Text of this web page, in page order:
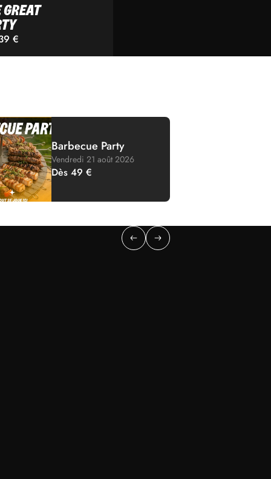
€
Barbecue Party
Vendredi 21 août 2026
Dès 49 €